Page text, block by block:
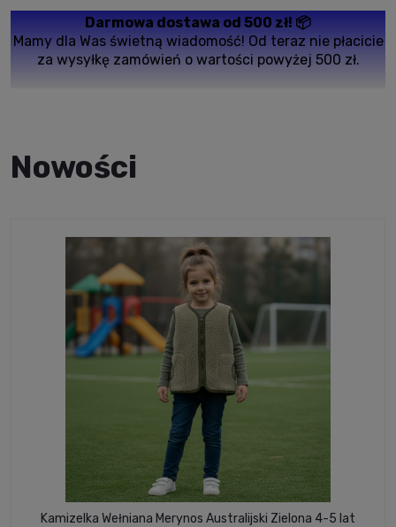
Darmowa dostawa od 500 zł! 📦
Mamy dla Was świetną wiadomość! Od teraz nie płacicie
za wysyłkę zamówień o wartości powyżej 500 zł.
Nowości
Kamizelka Wełniana Merynos Australijski Zielona 4-5 lat